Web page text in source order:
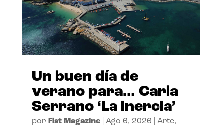
Un buen día de
verano para… Carla
Serrano ‘La inercia’
por Flat Magazine| Ago 6, 2026 Arte,